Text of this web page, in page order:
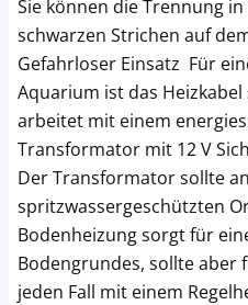
Sie können die Trennung
schwarzen Strichen auf
Gefahrloser Einsatz Für
Aquarium ist das
arbeitet mit einem
Transformator mit 12 V
Der Transformator sollte
spritzwassergeschützten
Bodenheizung sorgt für
Bodengrundes, sollte aber
jeden Fall mit einem